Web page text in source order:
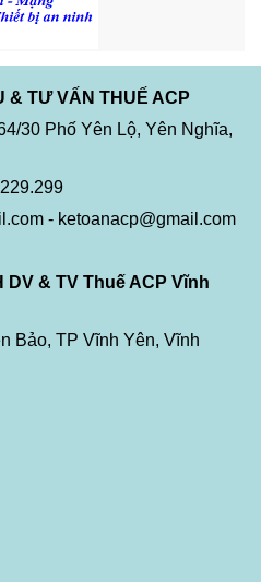
& TƯ VẤN THUẾ ACP
30 Phố Yên Lộ, Yên Nghĩa,
- ketoanacp@gmail.com
& TV Thuế ACP Vĩnh
Bảo, TP Vĩnh Yên, Vĩnh